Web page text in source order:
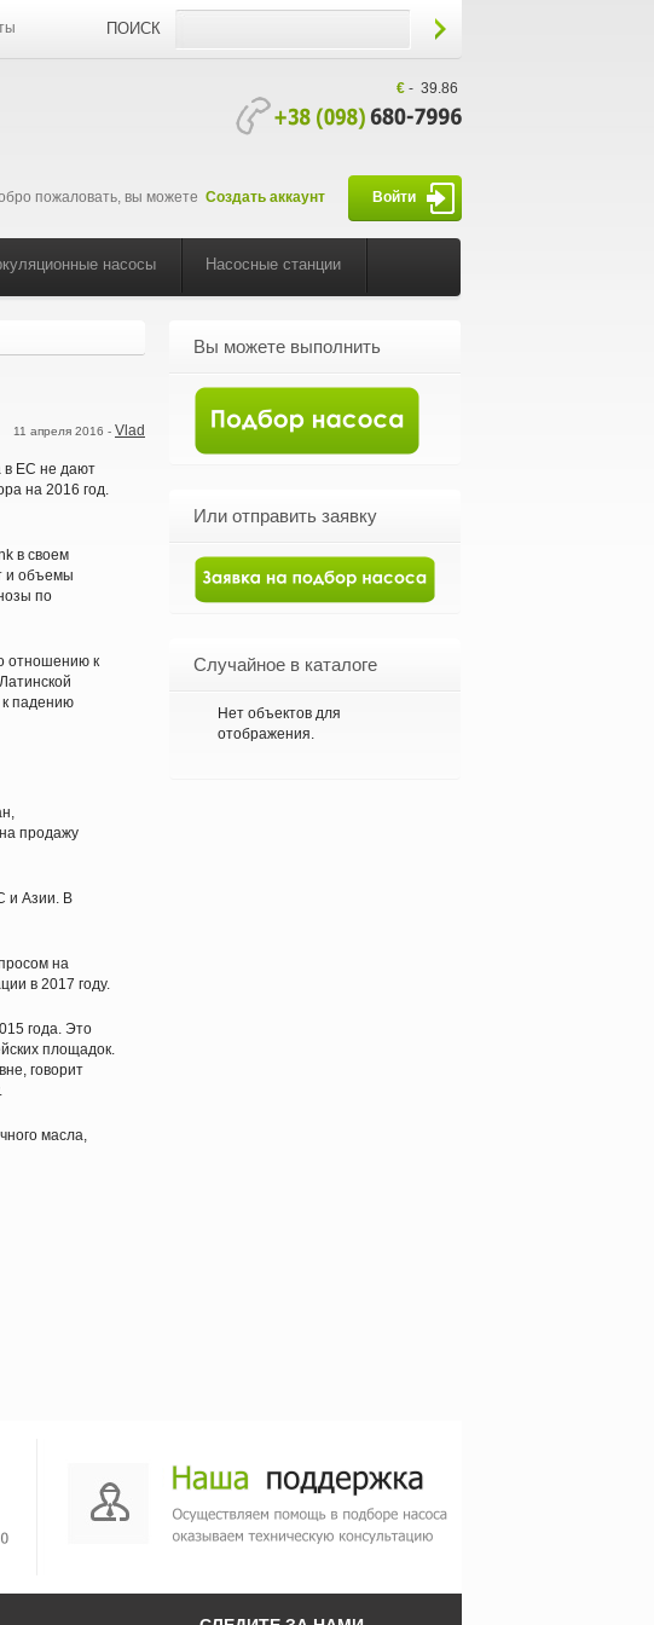
ПОИСК
€- 39.86
пожаловать, вы можете Создать аккаунт Войти
насосы Насосные станции
Вы можете выполнить
Или отправить заявку
Случайное в каталоге
Нет объектов для
отображения.
11 апреля 2016 - Vlad
в ЕС не дают
на 2016 год.
в своем
и объемы
по
отношению к
к падению
продажу
и Азии. В
на
в 2017 году.
года. Это
площадок.
говорит
масла,